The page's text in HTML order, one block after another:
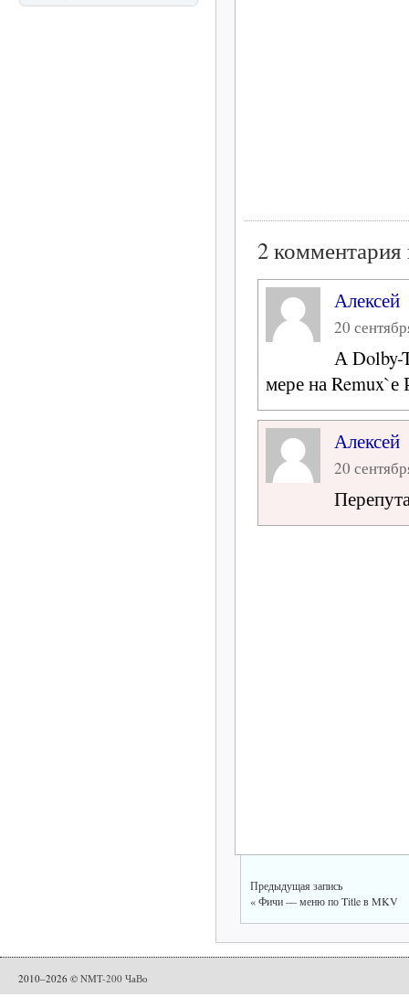
2 комментария
Алексей
20
А Dolby-
мере на Remux`е
Алексей
20
Предыдущая запись
«Фичи — меню по Title в MKV
2010–2026 © NMT-200 ЧаВо